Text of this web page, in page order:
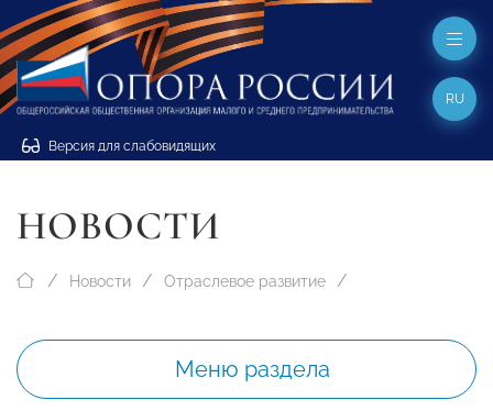
Версия для слабовидящих
RU
НОВОСТИ
Новости Отраслевое развитие
Меню раздела